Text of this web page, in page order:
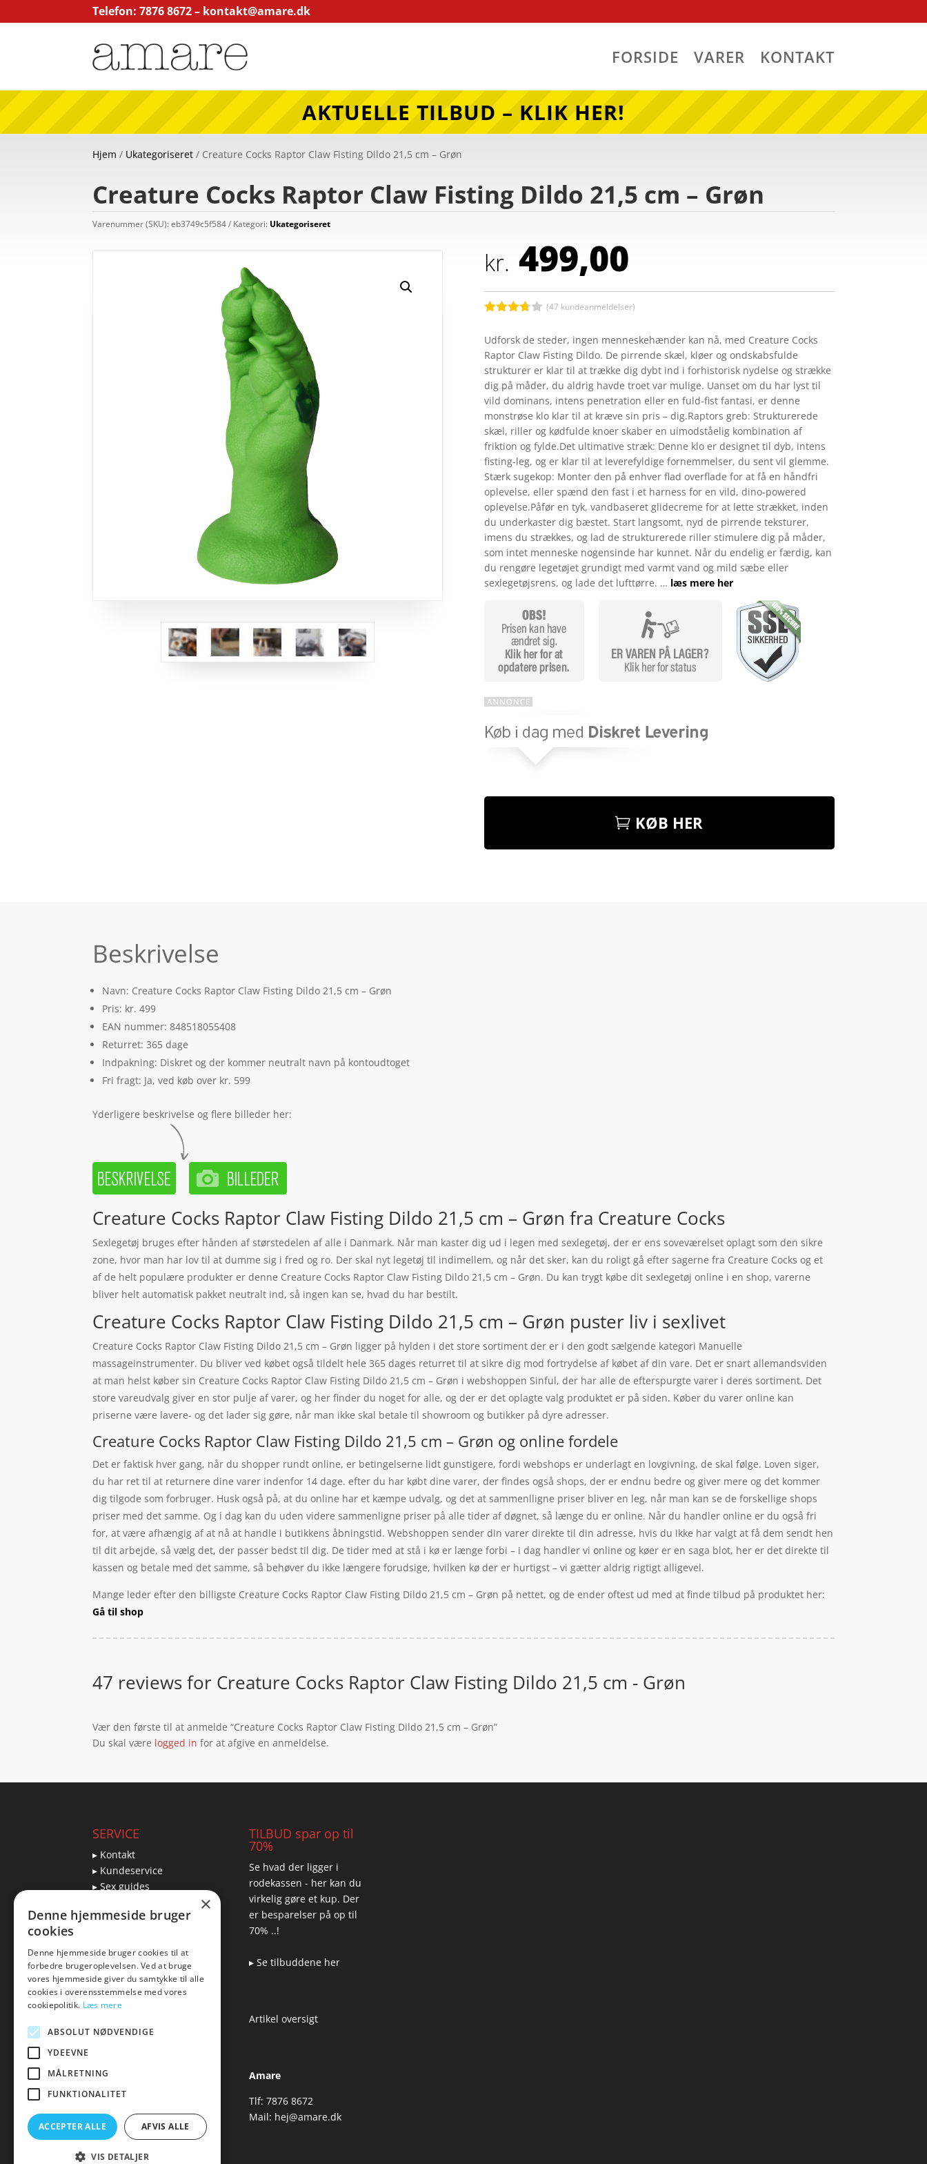
Telefon: 7876 8672 – kontakt@amare.dk
FORSIDE VARER KONTAKT
AKTUELLE TILBUD – KLIK HER!
Hjem / Ukategoriseret / Creature Cocks Raptor Claw Fisting Dildo 21,5 cm – Grøn
Creature Cocks Raptor Claw Fisting Dildo 21,5 cm – Grøn
Varenummer (SKU):eb3749c5f584 Kategori: Ukategoriseret
kr. 499,00
3.7ud
af 5
baseret
på
kundebed
ømmels
(47 kundeanmeldelser)
Udforsk de steder, ingen menneskehænder kan nå, med Creature Cocks
Raptor Claw Fisting Dildo. De pirrende skæl, kløer og ondskabsfulde
strukturer er klar til at trække dig dybt ind i forhistorisk nydelse og strække
dig på måder, du aldrig havde troet var mulige. Uanset om du har lyst til
vild dominans, intens penetration eller en fuld-fist fantasi, er denne
monstrøse klo klar til at kræve sin pris – dig.Raptors greb: Strukturerede
skæl, riller og kødfulde knoer skaber en uimodståelig kombination af
friktion og fylde.Det ultimative stræk: Denne klo er designet til dyb, intens
fisting-leg, og er klar til at leverefyldige fornemmelser, du sent vil glemme.
Stærk sugekop: Monter den på enhver flad overflade for at få en håndfri
oplevelse, eller spænd den fast i et harness for en vild, dino-powered
oplevelse.Påfør en tyk, vandbaseret glidecreme for at lette strækket, inden
du underkaster dig bæstet. Start langsomt, nyd de pirrende teksturer,
imens du strækkes, og lad de strukturerede riller stimulere dig på måder,
som intet menneske nogensinde har kunnet. Når du endelig er færdig, kan
du rengøre legetøjet grundigt med varmt vand og mild sæbe eller
sexlegetøjsrens, og lade det lufttørre. … læs mere her
KØB HER
Beskrivelse
Navn: Creature Cocks Raptor Claw Fisting Dildo 21,5 cm – Grøn
Pris: kr. 499
EAN nummer: 848518055408
Returret: 365 dage
Indpakning: Diskret og der kommer neutralt navn på kontoudtoget
Fri fragt: Ja, ved køb over kr. 599
Yderligere beskrivelse og flere billeder her:
Creature Cocks Raptor Claw Fisting Dildo 21,5 cm – Grøn fra Creature Cocks
Sexlegetøj bruges efter hånden af størstedelen af alle i Danmark. Når man kaster dig ud i legen med sexlegetøj, der er ens soveværelset oplagt som den sikre
zone, hvor man har lov til at dumme sig i fred og ro. Der skal nyt legetøj til indimellem, og når det sker, kan du roligt gå efter sagerne fra Creature Cocks og et
af de helt populære produkter er denne Creature Cocks Raptor Claw Fisting Dildo 21,5 cm – Grøn. Du kan trygt købe dit sexlegetøj online i en shop, varerne
bliver helt automatisk pakket neutralt ind, så ingen kan se, hvad du har bestilt.
Creature Cocks Raptor Claw Fisting Dildo 21,5 cm – Grøn puster liv i sexlivet
Creature Cocks Raptor Claw Fisting Dildo 21,5 cm – Grøn ligger på hylden i det store sortiment der er i den godt sælgende kategori Manuelle
massageinstrumenter. Du bliver ved købet også tildelt hele 365 dages returret til at sikre dig mod fortrydelse af købet af din vare. Det er snart allemandsviden
at man helst køber sin Creature Cocks Raptor Claw Fisting Dildo 21,5 cm – Grøn i webshoppen Sinful, der har alle de efterspurgte varer i deres sortiment. Det
store vareudvalg giver en stor pulje af varer, og her finder du noget for alle, og der er det oplagte valg produktet er på siden. Køber du varer online kan
priserne være lavere- og det lader sig gøre, når man ikke skal betale til showroom og butikker på dyre adresser.
Creature Cocks Raptor Claw Fisting Dildo 21,5 cm – Grøn og online fordele
Det er faktisk hver gang, når du shopper rundt online, er betingelserne lidt gunstigere, fordi webshops er underlagt en lovgivning, de skal følge. Loven siger,
du har ret til at returnere dine varer indenfor 14 dage. efter du har købt dine varer, der findes også shops, der er endnu bedre og giver mere og det kommer
dig tilgode som forbruger. Husk også på, at du online har et kæmpe udvalg, og det at sammenlligne priser bliver en leg, når man kan se de forskellige shops
priser med det samme. Og i dag kan du uden videre sammenligne priser på alle tider af døgnet, så længe du er online. Når du handler online er du også fri
for, at være afhængig af at nå at handle i butikkens åbningstid. Webshoppen sender din varer direkte til din adresse, hvis du ikke har valgt at få dem sendt hen
til dit arbejde, så vælg det, der passer bedst til dig. De tider med at stå i kø er længe forbi – i dag handler vi online og køer er en saga blot, her er det direkte til
kassen og betale med det samme, så behøver du ikke længere forudsige, hvilken kø der er hurtigst – vi gætter aldrig rigtigt alligevel.
Mange leder efter den billigste Creature Cocks Raptor Claw Fisting Dildo 21,5 cm – Grøn på nettet, og de ender oftest ud med at finde tilbud på produktet her:
Gå til shop
47 reviews for Creature Cocks Raptor Claw Fisting Dildo 21,5 cm - Grøn
Vær den første til at anmelde “Creature Cocks Raptor Claw Fisting Dildo 21,5 cm – Grøn”
Du skal være logged in for at afgive en anmeldelse.
SERVICE
▸ Kontakt
▸ Kundeservice
▸ Sex guides
▸ Returnering
Blog
Pris, kvalitet & sexlegetøj
– hvordan hænger det
sammen?
TILBUD spar op til
70%
Se hvad der ligger i
rodekassen - her kan du
virkelig gøre et kup. Der
er besparelser på op til
70% ..!
▸ Se tilbuddene her
Artikel oversigt
Amare
Tlf: 7876 8672
Mail: hej@amare.dk
×
Denne hjemmeside bruger
cookies
Denne hjemmeside bruger cookies til at
forbedre brugeroplevelsen. Ved at bruge
vores hjemmeside giver du samtykke til alle
cookies i overensstemmelse med vores
cookiepolitik. Læs mere
ABSOLUT NØDVENDIGE
YDEEVNE
MÅLRETNING
FUNKTIONALITET
ACCEPTER ALLE AFVIS ALLE
VIS DETALJER